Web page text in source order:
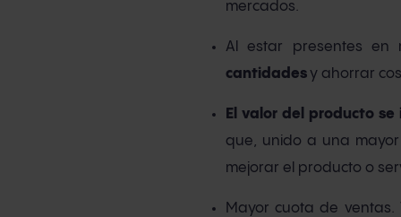
mercados.
Al estar presentes en
cantidadesy ahorrar
El valor del producto se
que, unido a una
mejorar el producto o
Mayor cuota de ventas.